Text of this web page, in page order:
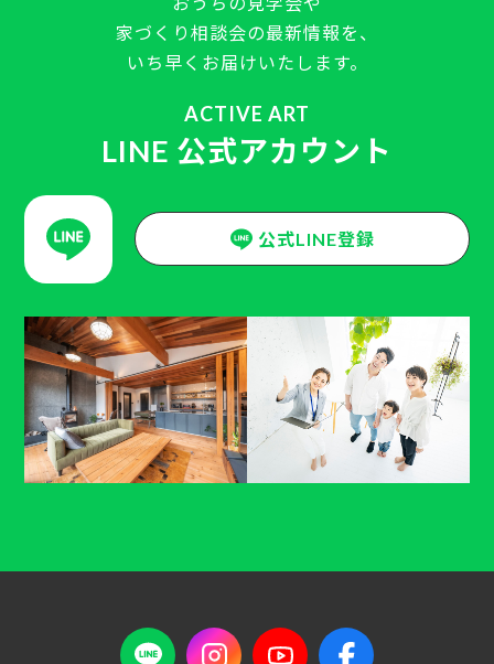
家づくり相談会の最新情報を、
いち早くお届けいたします。
ACTIVE ART
LINE 公式アカウント
公式LINE登録